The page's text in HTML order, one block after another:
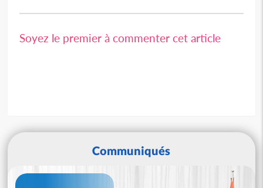
Soyez le premier à commenter cet article
Communiqués